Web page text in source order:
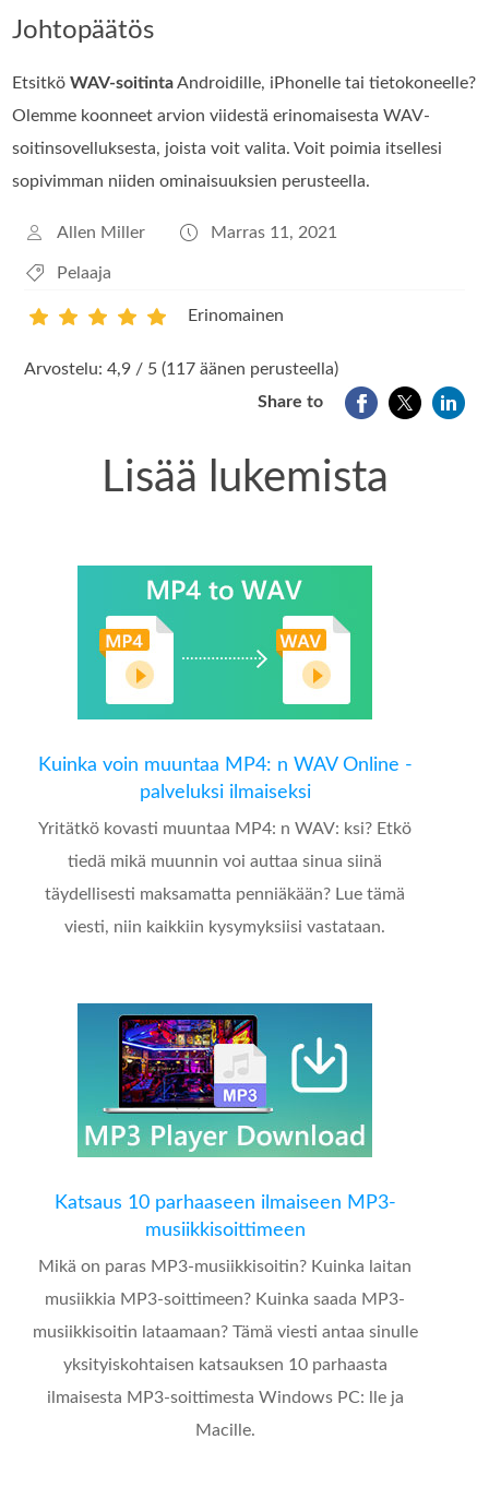
Johtopäätös
Etsitkö WAV-soitintaAndroidille, iPhonelle tai tietokoneelle?
Olemme koonneet arvion viidestä erinomaisesta WAV-
soitinsovelluksesta, joista voit valita. Voit poimia itsellesi
sopivimman niiden ominaisuuksien perusteella.
Allen Miller Marras 11, 2021
Pelaaja
Erinomainen
Arvostelu: 4,9 / 5 (117 äänen perusteella)
Share to
Lisää lukemista
Kuinka voin muuntaa MP4: n WAV Online -
palveluksi ilmaiseksi
Yritätkö kovasti muuntaa MP4: n WAV: ksi? Etkö
tiedä mikä muunnin voi auttaa sinua siinä
täydellisesti maksamatta penniäkään? Lue tämä
viesti, niin kaikkiin kysymyksiisi vastataan.
Katsaus 10 parhaaseen ilmaiseen MP3-
musiikkisoittimeen
Mikä on paras MP3-musiikkisoitin? Kuinka laitan
musiikkia MP3-soittimeen? Kuinka saada MP3-
musiikkisoitin lataamaan? Tämä viesti antaa sinulle
yksityiskohtaisen katsauksen 10 parhaasta
ilmaisesta MP3-soittimesta Windows PC: lle ja
Macille.